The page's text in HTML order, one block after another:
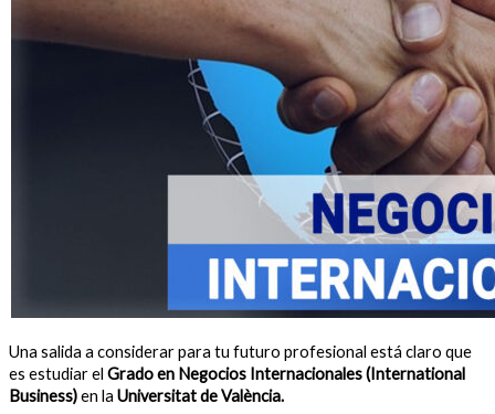
Una salida a considerar para tu futuro profesional está claro que
es estudiar el Grado en Negocios Internacionales (International
Business)en la Universitat de València.